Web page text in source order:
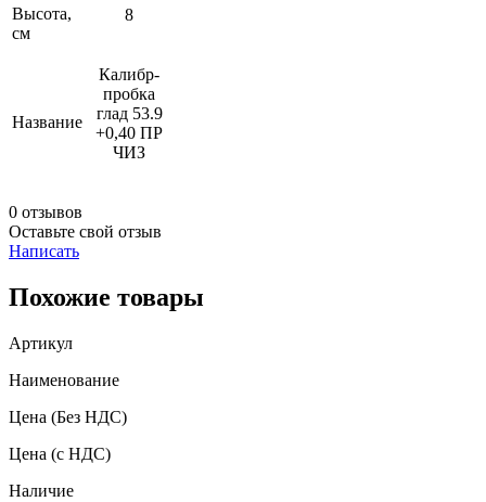
Высота,
см
8
Название
Калибр-
пробка
глад 53.9
+0,40 ПР
ЧИЗ
0 отзывов
Оставьте свой отзыв
Написать
Похожие товары
Артикул
Наименование
Цена (Без НДС)
Цена (с НДС)
Наличие